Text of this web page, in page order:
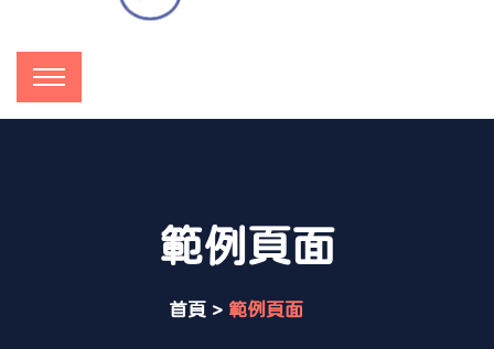
範例頁面
首頁 > 範例頁面